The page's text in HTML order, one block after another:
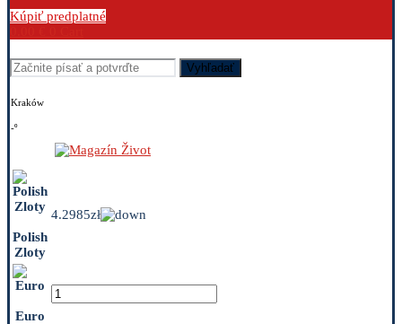
Kúpiť predplatné
Vyhľadať
Kraków
-º
Polish
Zloty
4.2985zł
Euro